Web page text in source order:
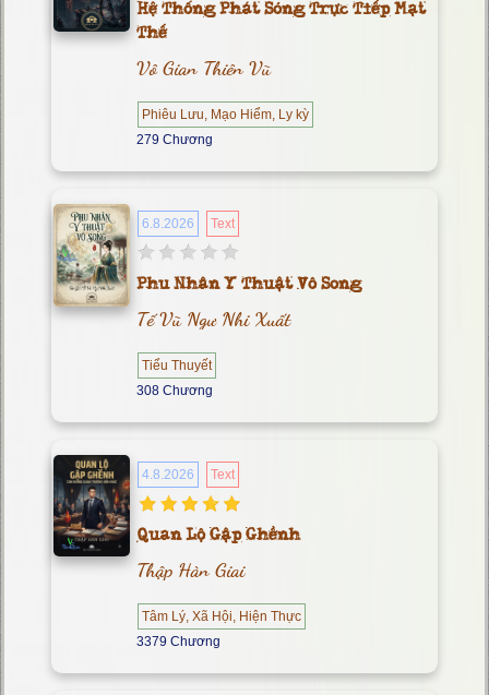
Hệ Thống Phát Sóng Trực Tiếp Mạt
Thế
Vô Gian Thiên Vũ
Phiêu Lưu, Mạo Hiểm, Ly kỳ
279 Chương
6.8.2026 Text
Phu Nhân Y Thuật Vô Song
Tế Vũ Ngư Nhi Xuất
Tiểu Thuyết
308 Chương
4.8.2026 Text
Quan Lộ Gập Ghềnh
Thập Hàn Giai
Tâm Lý, Xã Hội, Hiện Thực
3379 Chương